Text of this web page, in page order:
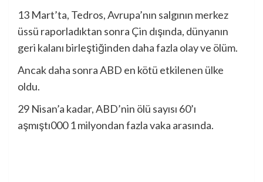
13 Mart’ta, Tedros, Avrupa’nın salgının merkez
üssü raporladıktan sonra Çin dışında, dünyanın
geri kalanı birleştiğinden daha fazla olay ve ölüm.
Ancak daha sonra ABD en kötü etkilenen ülke
oldu.
29 Nisan’a kadar, ABD’nin ölü sayısı 60’ı
aşmıştı0001 milyondan fazla vaka arasında.